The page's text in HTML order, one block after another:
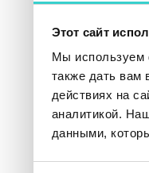
Этот сайт
Мы используем
также дать вам
действиях на
аналитикой.
данными,